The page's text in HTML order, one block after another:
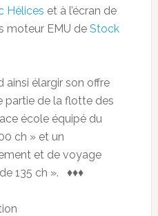
Hélices et à l’écran de
moteur EMU de Stock
ainsi élargir son offre
partie de la flotte des
école équipé du
ch » et un
et de voyage
135 ch ». ♦♦♦